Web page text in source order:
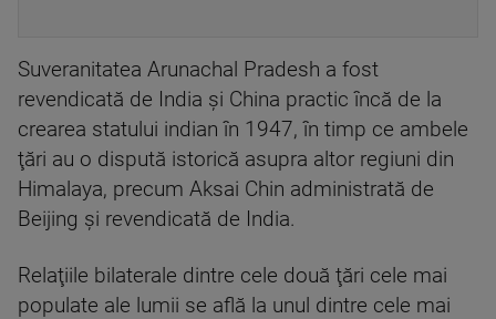
Suveranitatea Arunachal Pradesh a fost
revendicată de India şi China practic încă de la
crearea statului indian în 1947, în timp ce ambele
ţări au o dispută istorică asupra altor regiuni din
Himalaya, precum Aksai Chin administrată de
Beijing şi revendicată de India.
Relaţiile bilaterale dintre cele două ţări cele mai
populate ale lumii se află la unul dintre cele mai